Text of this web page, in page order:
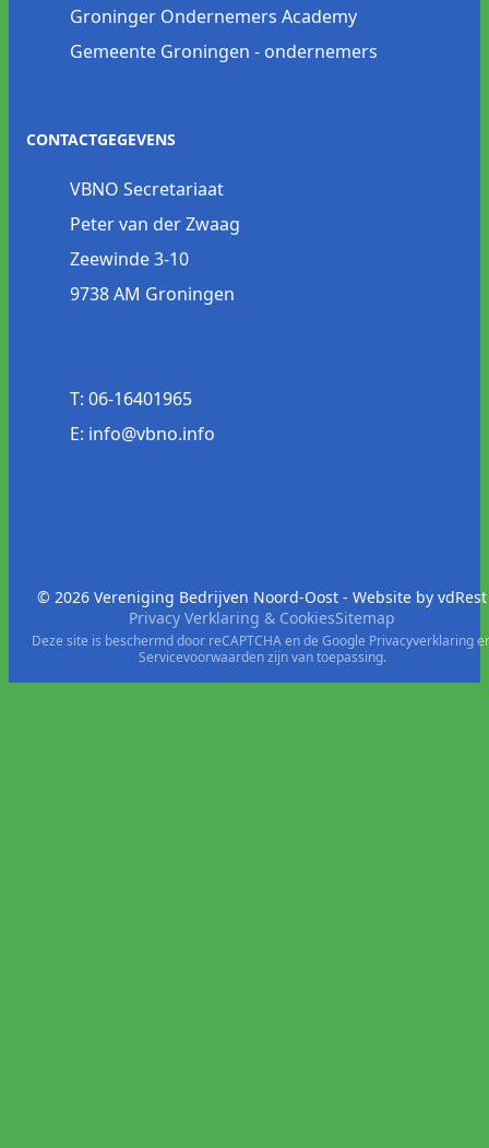
Groninger Ondernemers Academy
Gemeente Groningen - ondernemers
CONTACTGEGEVENS
VBNO Secretariaat
Peter van der Zwaag
Zeewinde 3-10
9738 AM Groningen
T: 06-16401965
E: info@vbno.info
© 2026 Vereniging Bedrijven Noord-Oost - Website by vdRest
Privacy Verklaring & CookiesSitemap
Deze site is beschermd door reCAPTCHA en de Google Privacyverklaring
Servicevoorwaardenzijn van toepassing.